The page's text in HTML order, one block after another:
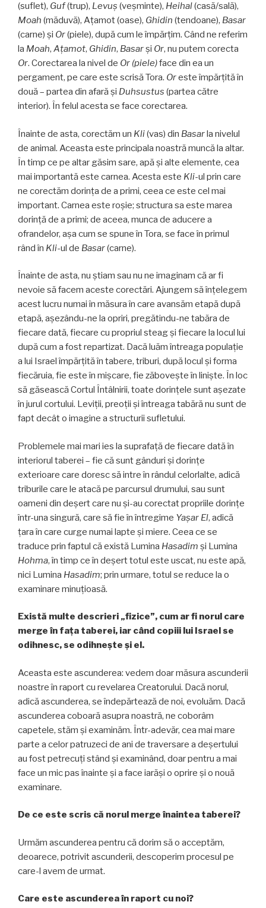
(suflet), Guf(trup), Levuș (veşminte), Heihal(casă/sală),
Moah (măduvă), Ațamot (oase), Ghidin (tendoane), Basar
(carne) și Or(piele), după cum le împărțim. Când ne referim
la Moah, Ațamot, Ghidin, Basarși Or, nu putem corecta
Or. Corectarea la nivel de Or (piele)face din ea un
pergament, pe care este scrisă Tora. Oreste împărțită în
două – partea din afară și Duhsustus (partea către
interior). În felul acesta se face corectarea.
Înainte de asta, corectăm un Kli(vas) din Basarla nivelul
de animal. Aceasta este principala noastră muncă la altar.
În timp ce pe altar găsim sare, apă și alte elemente, cea
mai importantă este carnea. Acesta este Kli-ul prin care
ne corectăm dorința de a primi, ceea ce este cel mai
important. Carnea este roșie; structura sa este marea
dorință de a primi; de aceea, munca de aducere a
ofrandelor, așa cum se spune în Tora, se face în primul
rând în Kli-ul de Basar(carne).
Înainte de asta, nu știam sau nu ne imaginam că ar fi
nevoie să facem aceste corectări. Ajungem să înțelegem
acest lucru numai în măsura în care avansăm etapă după
etapă, aşezându-ne la opriri, pregătindu-ne tabăra de
fiecare dată, fiecare cu propriul steag și fiecare la locul lui
după cum a fost repartizat. Dacă luăm întreaga populație
a lui Israel împărțită în tabere, triburi, după locul și forma
fiecăruia, fie este în mişcare, fie zăboveşte în linişte. În loc
să găsească Cortul Întâlnirii, toate dorințele sunt aşezate
în jurul cortului. Leviții, preoții și întreaga tabără nu sunt de
fapt decât o imagine a structurii sufletului.
Problemele mai mari ies la suprafaţă de fiecare dată în
interiorul taberei – fie că sunt gânduri și dorințe
exterioare care doresc să intre în rândul celorlalte, adică
triburile care le atacă pe parcursul drumului, sau sunt
oameni din deșert care nu şi-au corectat propriile dorințe
într-una singură, care să fie în întregime Yașar El, adică
țara în care curge numai lapte și miere. Ceea ce se
traduce prin faptul că există Lumina Hasadim și Lumina
Hohma, în timp ce în deșert totul este uscat, nu este apă,
nici Lumina Hasadim; prin urmare, totul se reduce la o
examinare minuţioasă.
Există multe descrieri „fizice”, cum ar fi norul care
merge în fața taberei, iar când copiii lui Israel se
odihnesc, se odihnește și el.
Aceasta este ascunderea: vedem doar măsura ascunderii
noastre în raport cu revelarea Creatorului. Dacă norul,
adică ascunderea, se îndepărtează de noi, evoluăm. Dacă
ascunderea coboară asupra noastră, ne coborâm
capetele, stăm și examinăm. Într-adevăr, cea mai mare
parte a celor patruzeci de ani de traversare a deşertului
au fost petrecuți stând şi examinând, doar pentru a mai
face un mic pas înainte și a face iarăşi o oprire şi o nouă
examinare.
De ce este scris că norul merge înaintea taberei?
Urmăm ascunderea pentru că dorim să o acceptăm,
deoarece, potrivit ascunderii, descoperim procesul pe
care-l avem de urmat.
Care este ascunderea în raport cu noi?